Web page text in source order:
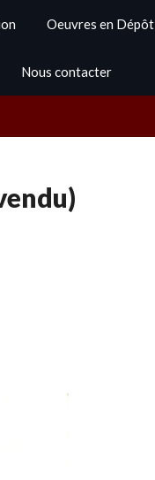
Oeuvres en Dépôt
Nous contacter